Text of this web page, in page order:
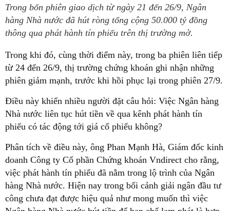
Trong bốn phiên giao dịch từ ngày 21 đến 26/9, Ngân
hàng Nhà nước đã hút ròng tổng cộng 50.000 tỷ đồng
thông qua phát hành tín phiếu trên thị trường mở.
Trong khi đó, cùng thời điểm này, trong ba phiên liên tiếp
từ 24 đến 26/9, thị trường chứng khoán ghi nhận những
phiên giảm mạnh, trước khi hồi phục lại trong phiên 27/9.
Điều này khiến nhiều người đặt câu hỏi: Việc Ngân hàng
Nhà nước liên tục hút tiền về qua kênh phát hành tín
phiếu có tác động tới giá cổ phiếu không?
Phân tích về điều này, ông Phan Mạnh Hà, Giám đốc kinh
doanh Công ty Cổ phần Chứng khoán Vndirect cho rằng,
việc phát hành tín phiếu đã nằm trong lộ trình của Ngân
hàng Nhà nước. Hiện nay trong bối cảnh giải ngân đầu tư
công chưa đạt được hiệu quả như mong muốn thì việc